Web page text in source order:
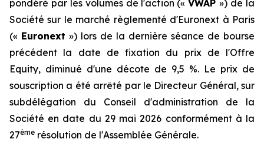
pondéré par les volumes de l'action («VWAP») de la
Société sur le marché règlementé d'Euronext à Paris
(« Euronext ») lors de la dernière séance de bourse
précédent la date de fixation du prix de l'Offre
Equity, diminué d'une décote de 9,5 %. Le prix de
souscription a été arrêté par le Directeur Général, sur
subdélégation du Conseil d'administration de la
Société en date du 29 mai 2026 conformément à la
27ème résolution de l'Assemblée Générale.